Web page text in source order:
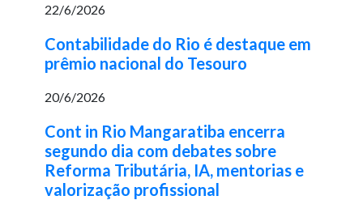
22/6/2026
Contabilidade do Rio é destaque em
prêmio nacional do Tesouro
20/6/2026
Cont in Rio Mangaratiba encerra
segundo dia com debates sobre
Reforma Tributária, IA, mentorias e
valorização profissional